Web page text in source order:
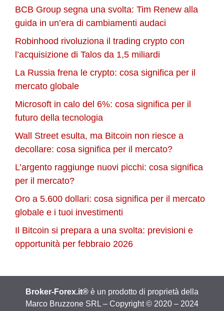
BCB Group segna una svolta: Tim Renew alla
guida in un’era di cambiamenti audaci
Robinhood rivoluziona il trading crypto con
l’acquisizione di Talos da 1,5 miliardi
La Russia frena le crypto: cosa significa per il
mercato globale
Microsoft in calo del 6%: cosa significa per il
futuro della tecnologia
Wall Street esulta, ma Bitcoin non riesce a
decollare: cosa significa per il mercato?
L’argento raggiunge nuovi picchi: cosa significa
per il mercato?
Oro a 5.600 dollari: cosa significa per il mercato
globale e i tuoi investimenti
Il Bitcoin si prepara a una svolta: previsioni e
opportunità per febbraio 2026
Broker-Forex.it® è un prodotto di proprietà della
Marco Bruzzone SRL – Copyright © 2020 – 2024